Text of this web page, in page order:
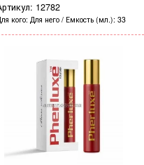
12782
кого Для него Емкость (мл.) 33